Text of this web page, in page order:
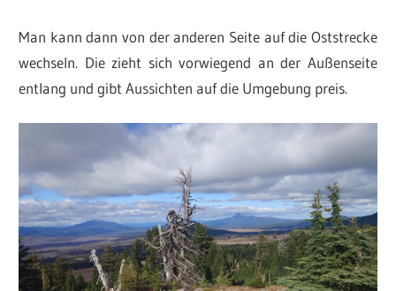
Man kann dann von der anderen Seite auf die Oststrecke
wechseln. Die zieht sich vorwiegend an der Außenseite
entlang und gibt Aussichten auf die Umgebung preis.